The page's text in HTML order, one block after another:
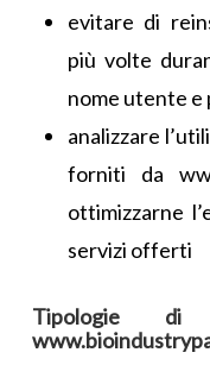
evitare di
più volte
nome utente e
analizzare
forniti da
ottimizzarne
servizi offerti
Tipologie di